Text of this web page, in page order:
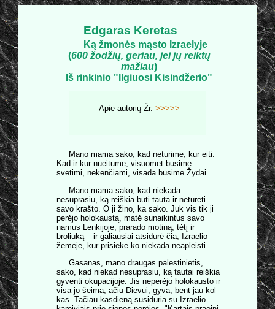
Edgaras Keretas
Ką žmonės mąsto Izraelyje
(600 žodžių, geriau, jei jų reiktų
mažiau)
Iš rinkinio "Ilgiuosi Kisindžerio"
Apie autorių Žr. >>>>>
Mano mama sako, kad neturime, kur eiti.
Kad ir kur nueitume, visuomet būsime
svetimi, nekenčiami, visada būsime Žydai.
Mano mama sako, kad niekada
nesuprasiu, ką reiškia būti tauta ir neturėti
savo krašto. O ji žino, ką sako. Juk vis tik ji
perėjo holokaustą, matė sunaikintus savo
namus Lenkijoje, prarado motiną, tėtį ir
broliuką – ir galiausiai atsidūrė čia, Izraelio
žemėje, kur prisiekė ko niekada neapleisti.
Gasanas, mano draugas palestinietis,
sako, kad niekad nesuprasiu, ką tautai reiškia
gyventi okupacijoje. Jis neperėjo holokausto ir
visa jo šeima, ačiū Dievui, gyva, bent jau kol
kas. Tačiau kasdieną susiduria su Izraelio